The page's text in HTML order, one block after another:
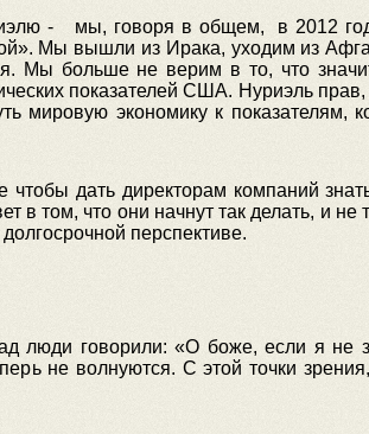
- мы, говоря в общем, в 2012
Мы вышли из Ирака, уходим из
Мы больше не верим в то, что
показателей США. Нуриэль
мировую экономику к показателям,
дать директорам компаний
в том, что они начнут так делать, и
перспективе.
люди говорили: «О боже, если я не
не волнуются. С этой точки